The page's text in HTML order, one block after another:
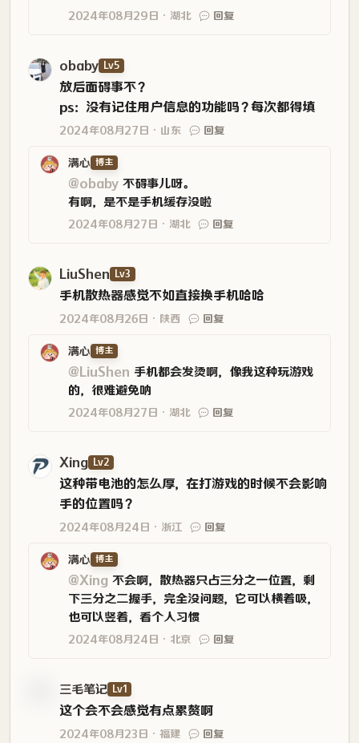
2024年08月29日 湖北 回复
obaby Lv5
放后面碍事不？
ps：没有记住用户信息的功能吗？每次都得填
2024年08月27日 山东 回复
满心 博主
@obaby 不碍事儿呀。
有啊，是不是手机缓存没啦
2024年08月27日 湖北 回复
LiuShen Lv3
手机散热器感觉不如直接换手机哈哈
2024年08月26日 陕西 回复
满心 博主
@LiuShen 手机都会发烫啊，像我这种玩游戏
的，很难避免呐
2024年08月27日 湖北 回复
Xing Lv2
这种带电池的怎么厚，在打游戏的时候不会影响
手的位置吗？
2024年08月24日 浙江 回复
满心 博主
@Xing 不会啊，散热器只占三分之一位置，剩
下三分之二握手，完全没问题，它可以横着吸，
也可以竖着，看个人习惯
2024年08月24日 北京 回复
三毛笔记 Lv1
这个会不会感觉有点累赘啊
2024年08月23日 福建 回复